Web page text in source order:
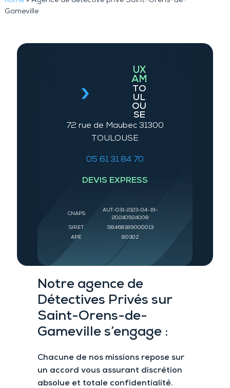
Gameville
Notre agence de
Détectives Privés sur
Saint-Orens-de-
Gameville s’engage :
Chacune de nos missions repose sur
un accord vous assurant discrétion
absolue ettotale confidentialité.
UX
AM
TO
UL
OU
SE
72 rue de Maubec 31300
TOULOUSE
05 61 31 84 70
DEVIS EXPRESS
CNAPS
AUT-031-2123-04-19-
20240924008
SIRET 98468189000013
APE 8030Z